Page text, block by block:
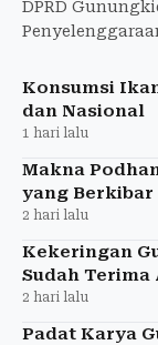
DPRD
hukum.
Konsumsi
dan Nasional
1 hari lalu
Makna
yang Berkibar
2 hari lalu
Kekeringan
Sudah Terima
2 hari lalu
Padat Karya